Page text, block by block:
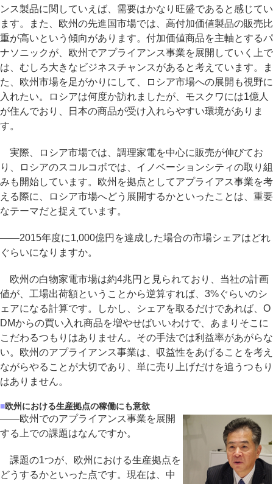
ンス製品に関していえば、需要はかなり旺盛であると感じてい
ます。また、欧州の先進国市場では、高付加価値製品の販売比
重が高いという傾向があります。付加価値商品を主軸とするパ
ナソニックが、欧州でアプライアンス事業を展開していく上で
は、むしろ大きなビジネスチャンスがあると考えています。ま
た、欧州市場を足がかりにして、ロシア市場への展開も視野に
入れたい。ロシアは何度か訪れましたが、モスクワには1億人
が住んでおり、日本の商品が受け入れらやすい環境がありま
す。
実際、ロシア市場では、調理家電を中心に販売が伸びてお
り、ロシアのスコルコボでは、イノベーションシティの取り組
みも開始しています。欧州を拠点としてアプライアス事業を考
える際に、ロシア市場へどう展開するかといったことは、重要
なテーマだと捉えています。
――2015年度に1,000億円を達成した場合の市場シェアはどれ
ぐらいになりますか。
欧州の白物家電市場は約4兆円と見られており、当社の計画
値が、工場出荷額ということから逆算すれば、3%ぐらいのシ
ェアになる計算です。しかし、シェアを取るだけであれば、O
DMからの買い入れ商品を増やせばいいわけで、あまりそこに
こだわるつもりはありません。その手法では利益率があがらな
い。欧州のアプライアンス事業は、収益性をあげることを考え
ながらやることが大切であり、単に売り上げだけを追うつもり
はありません。
■欧州における生産拠点の稼働にも意欲
――欧州でのアプライアンス事業を展開
する上での課題はなんですか。
課題の1つが、欧州における生産拠点を
どうするかといった点です。現在は、中